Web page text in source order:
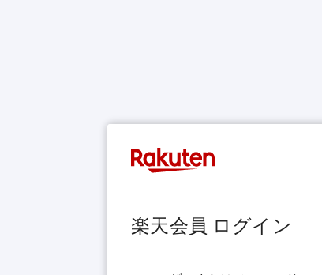
楽天会員 ログイン